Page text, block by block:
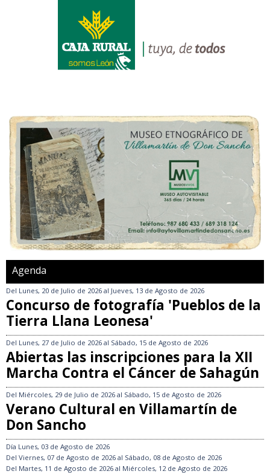
Agenda
Del Lunes, 20 de Julio de 2026 al Jueves, 13 de Agosto de 2026
Concurso de fotografía 'Pueblos de la
Tierra Llana Leonesa'
Del Lunes, 27 de Julio de 2026 al Sábado, 15 de Agosto de 2026
Abiertas las inscripciones para la XII
Marcha Contra el Cáncer de Sahagún
Del Miércoles, 29 de Julio de 2026 al Sábado, 15 de Agosto de 2026
Verano Cultural en Villamartín de
Don Sancho
Día Lunes, 03 de Agosto de 2026
Del Viernes, 07 de Agosto de 2026 al Sábado, 08 de Agosto de 2026
Del Martes, 11 de Agosto de 2026 al Miércoles, 12 de Agosto de 2026